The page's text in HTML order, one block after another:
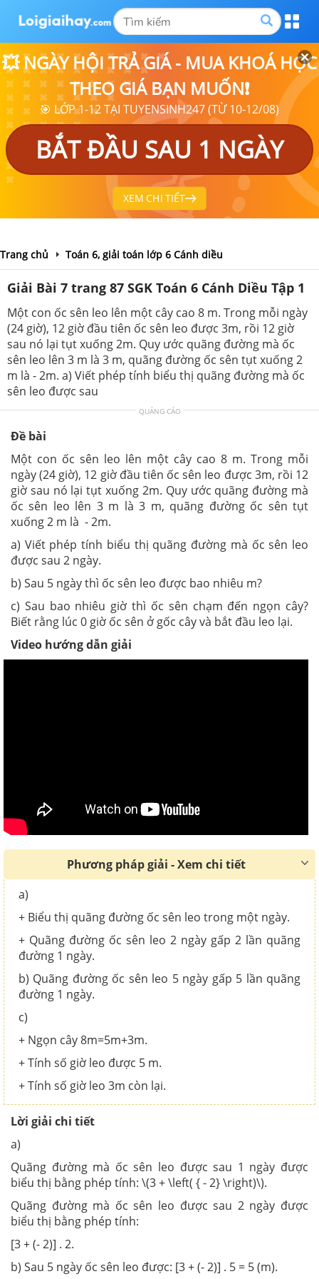
💥 NGÀY HỘI TRẢ GIÁ - MUA KHOÁ HỌC
THEO GIÁ BẠN MUỐN❗
🎯 LỚP 1-12 TẠI TUYENSINH247 (TỪ 10-12/08)
BẮT ĐẦU SAU 1 NGÀY
XEM CHI TIẾT
Trang chủ Toán 6, giải toán lớp 6 Cánh diều
Giải Bài 7 trang 87 SGK Toán 6 Cánh Diều Tập 1
Một con ốc sên leo lên một cây cao 8 m. Trong mỗi ngày
(24 giờ), 12 giờ đầu tiên ốc sên leo được 3m, rồi 12 giờ
sau nó lại tụt xuống 2m. Quy ước quãng đường mà ốc
sên leo lên 3 m là 3 m, quãng đường ốc sên tụt xuống 2
m là - 2m. a) Viết phép tính biểu thị quãng đường mà ốc
sên leo được sau
QUẢNG CÁO
Đề bài
Một con ốc sên leo lên một cây cao 8 m. Trong mỗi
ngày (24 giờ), 12 giờ đầu tiên ốc sên leo được 3m, rồi 12
giờ sau nó lại tụt xuống 2m. Quy ước quãng đường mà
ốc sên leo lên 3 m là 3 m, quãng đường ốc sên tụt
xuống 2 m là - 2m.
a) Viết phép tính biểu thị quãng đường mà ốc sên leo
được sau 2 ngày.
b) Sau 5 ngày thì ốc sên leo được bao nhiêu m?
c) Sau bao nhiêu giờ thì ốc sên chạm đến ngọn cây?
Biết rằng lúc 0 giờ ốc sên ở gốc cây và bắt đầu leo lại.
Video hướng dẫn giải
Phương pháp giải - Xem chi tiết
a)
+ Biểu thị quãng đường ốc sên leo trong một ngày.
+ Quãng đường ốc sên leo 2 ngày gấp 2 lần quãng
đường 1 ngày.
b) Quãng đường ốc sên leo 5 ngày gấp 5 lần quãng
đường 1 ngày.
c)
+ Ngọn cây 8m=5m+3m.
+ Tính số giờ leo được 5 m.
+ Tính số giờ leo 3m còn lại.
Lời giải chi tiết
a)
Quãng đường mà ốc sên leo được sau 1 ngày được
biểu thị bằng phép tính: \(3 + \left( { - 2} \right)\).
Quãng đường mà ốc sên leo được sau 2 ngày được
biểu thị bằng phép tính:
[3 + (- 2)] . 2.
b) Sau 5 ngày ốc sên leo được: [3 + (- 2)] . 5 = 5 (m).